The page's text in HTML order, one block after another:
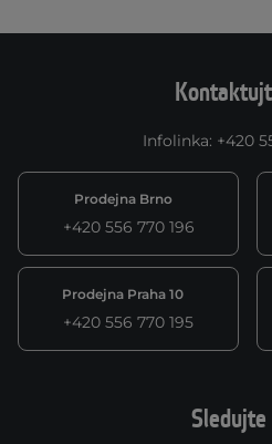
Infolinka: +420
Prodejna Brno
+420 556 770 196
Prodejna Praha 10
+420 556 770 195
Sledujte